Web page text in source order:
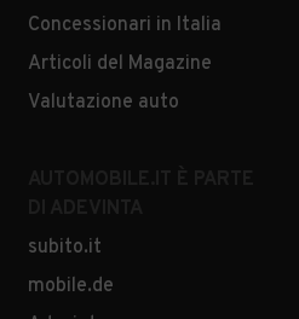
Concessionari in Italia
Articoli del Magazine
Valutazione auto
subito.it
mobile.de